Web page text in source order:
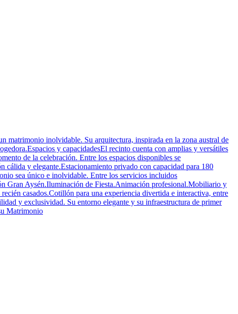
matrimonio inolvidable. Su arquitectura, inspirada en la zona austral de
y capacidadesEl recinto cuenta con amplias y versátiles
de la celebración. Entre los espacios disponibles se
cálida y elegante.Estacionamiento privado con capacidad para 180
sea único e inolvidable. Entre los servicios incluidos
Gran Aysén.Iluminación de Fiesta.Animación profesional.Mobiliario y
casados.Cotillón para una experiencia divertida e interactiva, entre
y exclusividad. Su entorno elegante y su infraestructura de primer
Matrimonio